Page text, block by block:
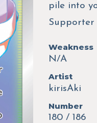
pile into
Supporter
Weakness
N/A
Artist
kirisAki
Number
180 / 186